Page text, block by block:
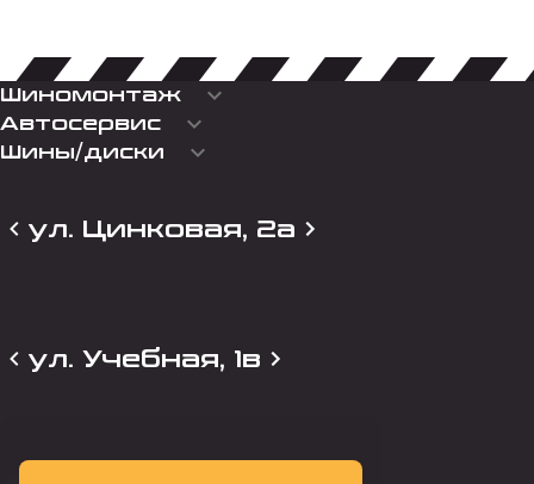
Шиномонтаж keyboard_arrow_down
Автосервис keyboard_arrow_down
Шины/диски keyboard_arrow_down
ул. Цинковая, 2а
ул. Учебная, 1в